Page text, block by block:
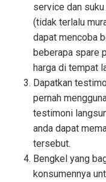
service dan
(tidak terlalu
dapat mencoba
beberapa spare
harga di tempat
Dapatkan
pernah
testimoni
anda dapat
tersebut.
Bengkel yang
konsumennya